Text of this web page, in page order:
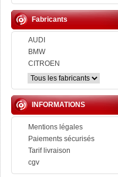
Fabricants
AUDI
BMW
CITROEN
INFORMATIONS
Mentions légales
Paiements sécurisés
Tarif livraison
cgv